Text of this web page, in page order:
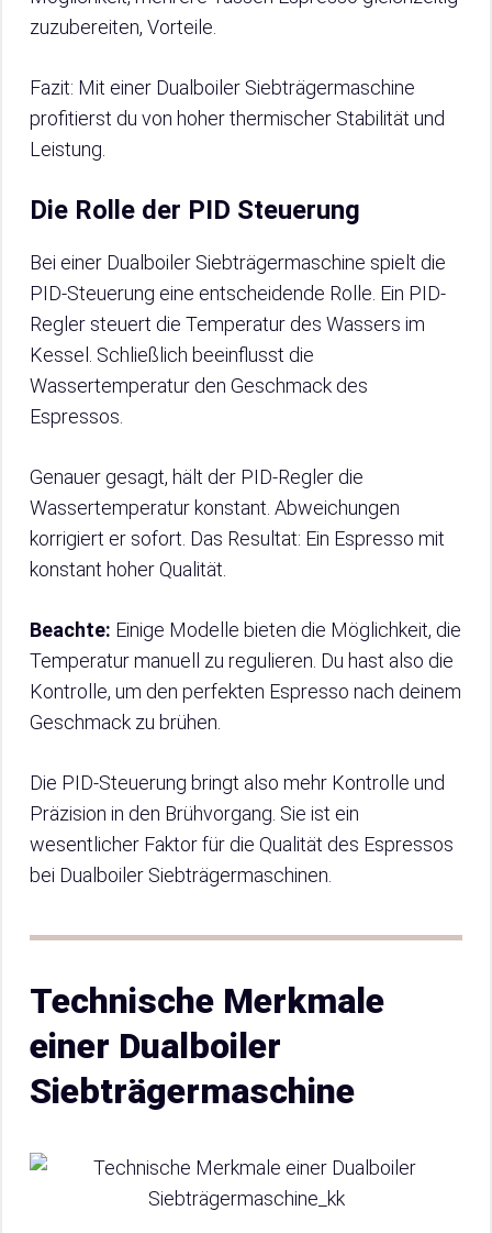
zuzubereiten, Vorteile.
Fazit: Mit einer Dualboiler Siebträgermaschine
profitierst du von hoher thermischer Stabilität und
Leistung.
Die Rolle der PID Steuerung
Bei einer Dualboiler Siebträgermaschine spielt die
PID-Steuerung eine entscheidende Rolle. Ein PID-
Regler steuert die Temperatur des Wassers im
Kessel. Schließlich beeinflusst die
Wassertemperatur den Geschmack des
Espressos.
Genauer gesagt, hält der PID-Regler die
Wassertemperatur konstant. Abweichungen
korrigiert er sofort. Das Resultat: Ein Espresso mit
konstant hoher Qualität.
Beachte: Einige Modelle bieten die Möglichkeit, die
Temperatur manuell zu regulieren. Du hast also die
Kontrolle, um den perfekten Espresso nach deinem
Geschmack zu brühen.
Die PID-Steuerung bringt also mehr Kontrolle und
Präzision in den Brühvorgang. Sie ist ein
wesentlicher Faktor für die Qualität des Espressos
bei Dualboiler Siebträgermaschinen.
Technische Merkmale
einer Dualboiler
Siebträgermaschine